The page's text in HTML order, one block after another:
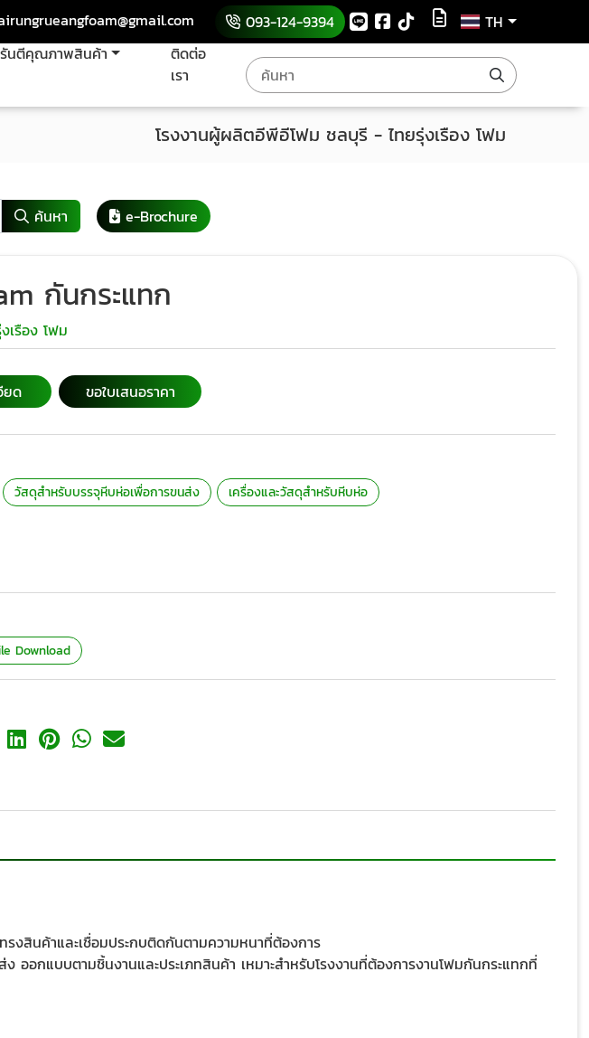
093-124-9394
TH
รันตีคุณภาพสินค้า
ติดต่อ
เรา
โรงงานผู้ผลิตอีพีอีโฟม ชลบุรี - ไทยรุ่งเรือง โฟม
ค้นหา e-Brochure
กันกระแทก
เรือง โฟม
ยด ขอใบเสนอราคา
วัสดุสำหรับบรรจุหีบห่อเพื่อการขนส่ง เครื่องและวัสดุสำหรับหีบห่อ
Download
งสินค้าและเชื่อมประกบติดกันตามความหนาที่ต้องการ
ออกแบบตามชิ้นงานและประเภทสินค้า เหมาะสำหรับโรงงานที่ต้องการงานโฟมกันกระแทกที่